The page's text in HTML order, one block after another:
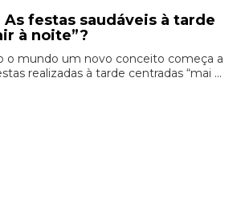
festas saudáveis à tarde
à noite”?
o mundo um novo conceito começa a
realizadas à tarde centradas “mai ...